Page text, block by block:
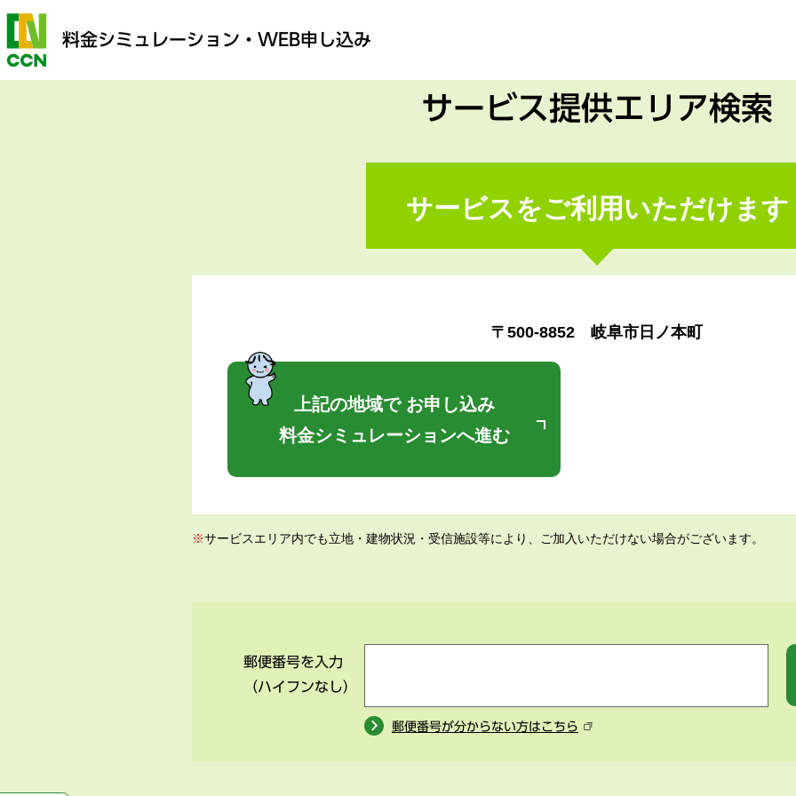
料金シミュレーション ・WEB申し込み
サービス提供エリア検索
サービスをご利用いただけます
〒500-8852 岐阜市日ノ本町
上記の地域で お申し込み
料金シミュレーションへ進む
※サービスエリア内でも立地・建物状況・受信施設等により、ご加入いただけない場合がございます。
郵便番号を入力
（ハイフンなし）
郵便番号が分からない方はこちら